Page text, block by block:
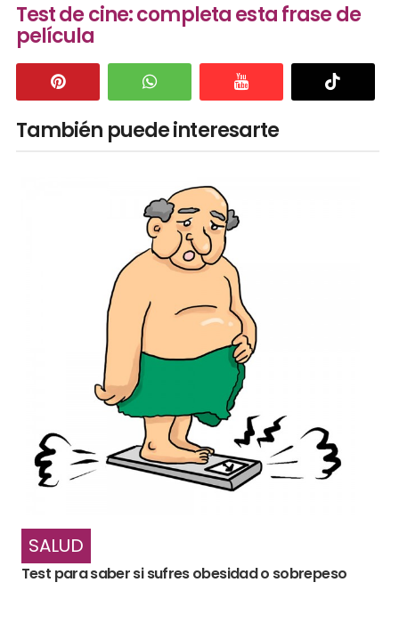
Test de cine: completa esta frase de
película
También puede interesarte
SALUD
Test para saber si sufres obesidad o sobrepeso